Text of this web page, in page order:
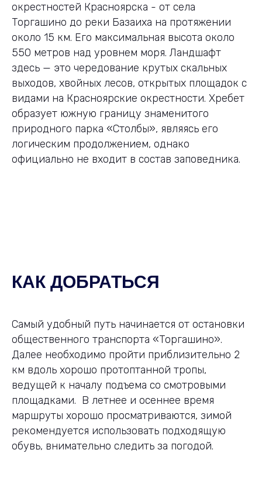
окрестностей Красноярска - от села
Торгашино до реки Базаиха на протяжении
около 15 км. Его максимальная высота около
550 метров над уровнем моря. Ландшафт
здесь — это чередование крутых скальных
выходов, хвойных лесов, открытых площадок с
видами на Красноярские окрестности. Хребет
образует южную границу знаменитого
природного парка «Столбы», являясь его
логическим продолжением, однако
официально не входит в состав заповедника.
КАК ДОБРАТЬСЯ
Самый удобный путь начинается от остановки
общественного транспорта «Торгашино».
Далее необходимо пройти приблизительно 2
км вдоль хорошо протоптанной тропы,
ведущей к началу подъема со смотровыми
площадками. В летнее и осеннее время
маршруты хорошо просматриваются, зимой
рекомендуется использовать подходящую
обувь, внимательно следить за погодой.